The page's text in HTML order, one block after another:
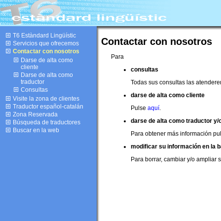
T6 Estàndard Lingüístic
Servicios que ofrecemos
Contactar con nosotros
Darse de alta como
cliente
Darse de alta como
traductor
Consultas
Visite la zona de clientes
Traductor español-catalán
Zona Reservada
Búsqueda de traductores
Buscar en la web
Contactar con nosotros
Para
consultas
Todas sus consultas las
darse de alta como cliente
Pulse aquí.
darse de alta como traductor y/
Para obtener más información
modificar su información en la
Para borrar, cambiar y/o ampliar